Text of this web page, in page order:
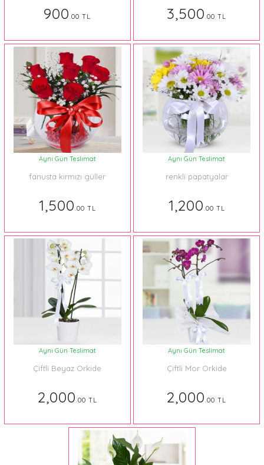
900.00 TL 3,500.00 TL
Aynı Gün Teslimat
fanusta kırmızı güller
1,500.00 TL
Aynı Gün Teslimat
renkli papatyalar
1,200.00 TL
Aynı Gün Teslimat
Çiftli Beyaz Orkide
2,000.00 TL
Aynı Gün Teslimat
Çiftli Mor Orkide
2,000.00 TL